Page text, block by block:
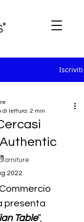
Iscriviti
di lettura: 2 min
2022
presenta
Table”,